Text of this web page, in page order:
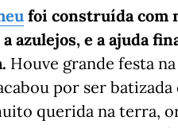
foi construída com
azulejos, e a ajuda
Houve grande festa
por ser
querida na terra,